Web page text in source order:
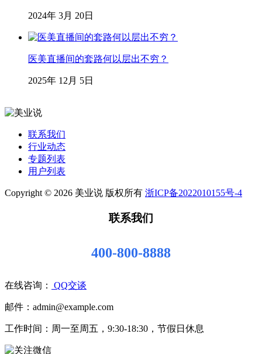
2024年 3月 20日
医美直播间的套路何以层出不穷？
2025年 12月 5日
联系我们
行业动态
专题列表
用户列表
Copyright © 2026 美业说 版权所有 浙ICP备2022010155号-4
联系我们
400-800-8888
在线咨询： QQ交谈
邮件：admin@example.com
工作时间：周一至周五，9:30-18:30，节假日休息